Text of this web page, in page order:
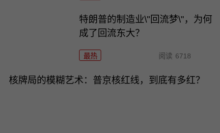
特朗普的制造业\"回流梦\"，为何
成了回流东大？
最热 阅读 6718
核牌局的模糊艺术：普京核红线，到底有多红？